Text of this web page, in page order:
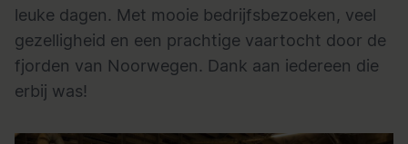
leuke dagen. Met mooie bedrijfsbezoeken, veel
gezelligheid en een prachtige vaartocht door de
fjorden van Noorwegen. Dank aan iedereen die
erbij was!